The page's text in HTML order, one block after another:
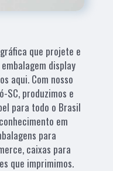
que projete e
display
aqui. Com nosso
SC, produzimos e
para todo o Brasil
em
para
caixas para
que imprimimos.